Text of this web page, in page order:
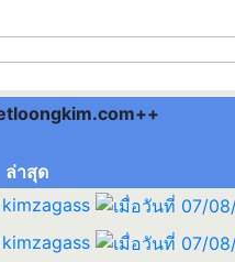
ล่าสุด
kimzagass
kimzagass